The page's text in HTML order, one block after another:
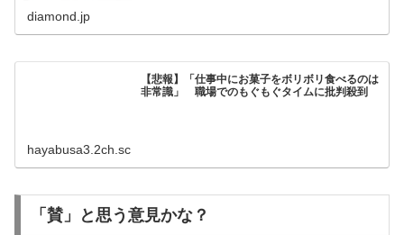
diamond.jp
【悲報】「仕事中にお菓子をボリボリ食べるのは
非常識」 職場でのもぐもぐタイムに批判殺到
hayabusa3.2ch.sc
「賛」と思う意見かな？